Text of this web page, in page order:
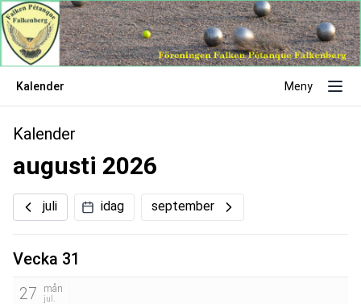
Kalender Meny
Kalender
augusti 2026
juli idag september
Vecka 31
27
mån
jul.